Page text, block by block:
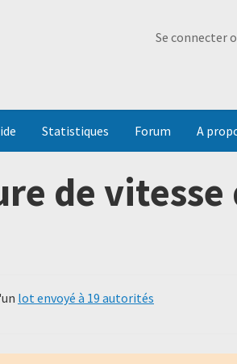
Se connecter
Statistiques Forum A
de vitesse
lot envoyé à 19 autorités